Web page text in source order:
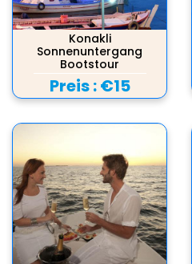
Konakli
Sonnenuntergang
Bootstour
Preis :€15